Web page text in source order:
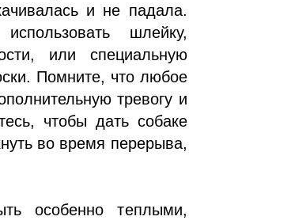
и не падала.
шлейку,
или специальную
Помните, что любое
тревогу и
чтобы дать собаке
во время перерыва,
особенно теплыми,